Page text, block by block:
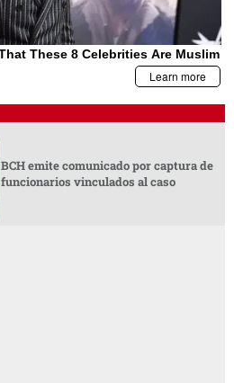
BCH emite comunicado por captura de
funcionarios vinculados al caso